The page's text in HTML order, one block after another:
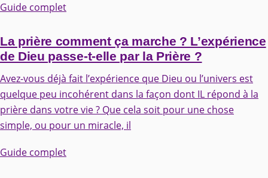
Guide complet
La prière comment ça marche ? L’expérience
de Dieu passe-t-elle par la Prière ?
Avez-vous déjà fait l’expérience que Dieu ou l’univers est
quelque peu incohérent dans la façon dont IL répond à la
prière dans votre vie ? Que cela soit pour une chose
simple, ou pour un miracle, il
Guide complet